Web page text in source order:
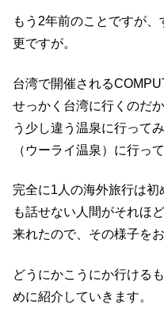
もう2年前のことですが
更ですが。
台湾で開催される
せっかく台湾に行くのだ
う少し違う温泉に行って
（ウーライ温泉）に行っ
完全に1人の海外旅行は
も話せない人間がそれほ
来れたので、その様子を
どうにかこうにか行ける
めに紹介していきます。